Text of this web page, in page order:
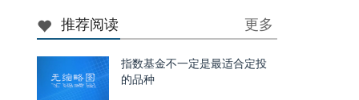
推荐阅读 更多
指数基金不一定是最适合定投
的品种